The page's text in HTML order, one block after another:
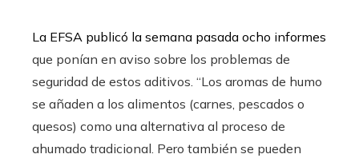
La EFSA publicó la semana pasada ocho informes
que ponían en aviso sobre los problemas de
seguridad de estos aditivos. “Los aromas de humo
se añaden a los alimentos (carnes, pescados o
quesos) como una alternativa al proceso de
ahumado tradicional. Pero también se pueden